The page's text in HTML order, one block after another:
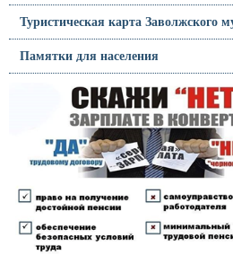
Туристическая карта Заволжского
Памятки для населения